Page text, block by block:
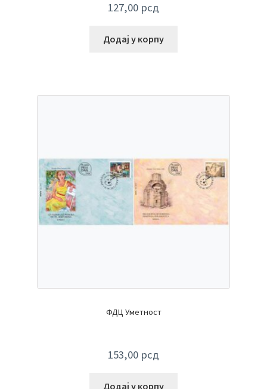
127,00 рсд
Додај у корпу
ФДЦ Уметност
153,00 рсд
Додај у корпу